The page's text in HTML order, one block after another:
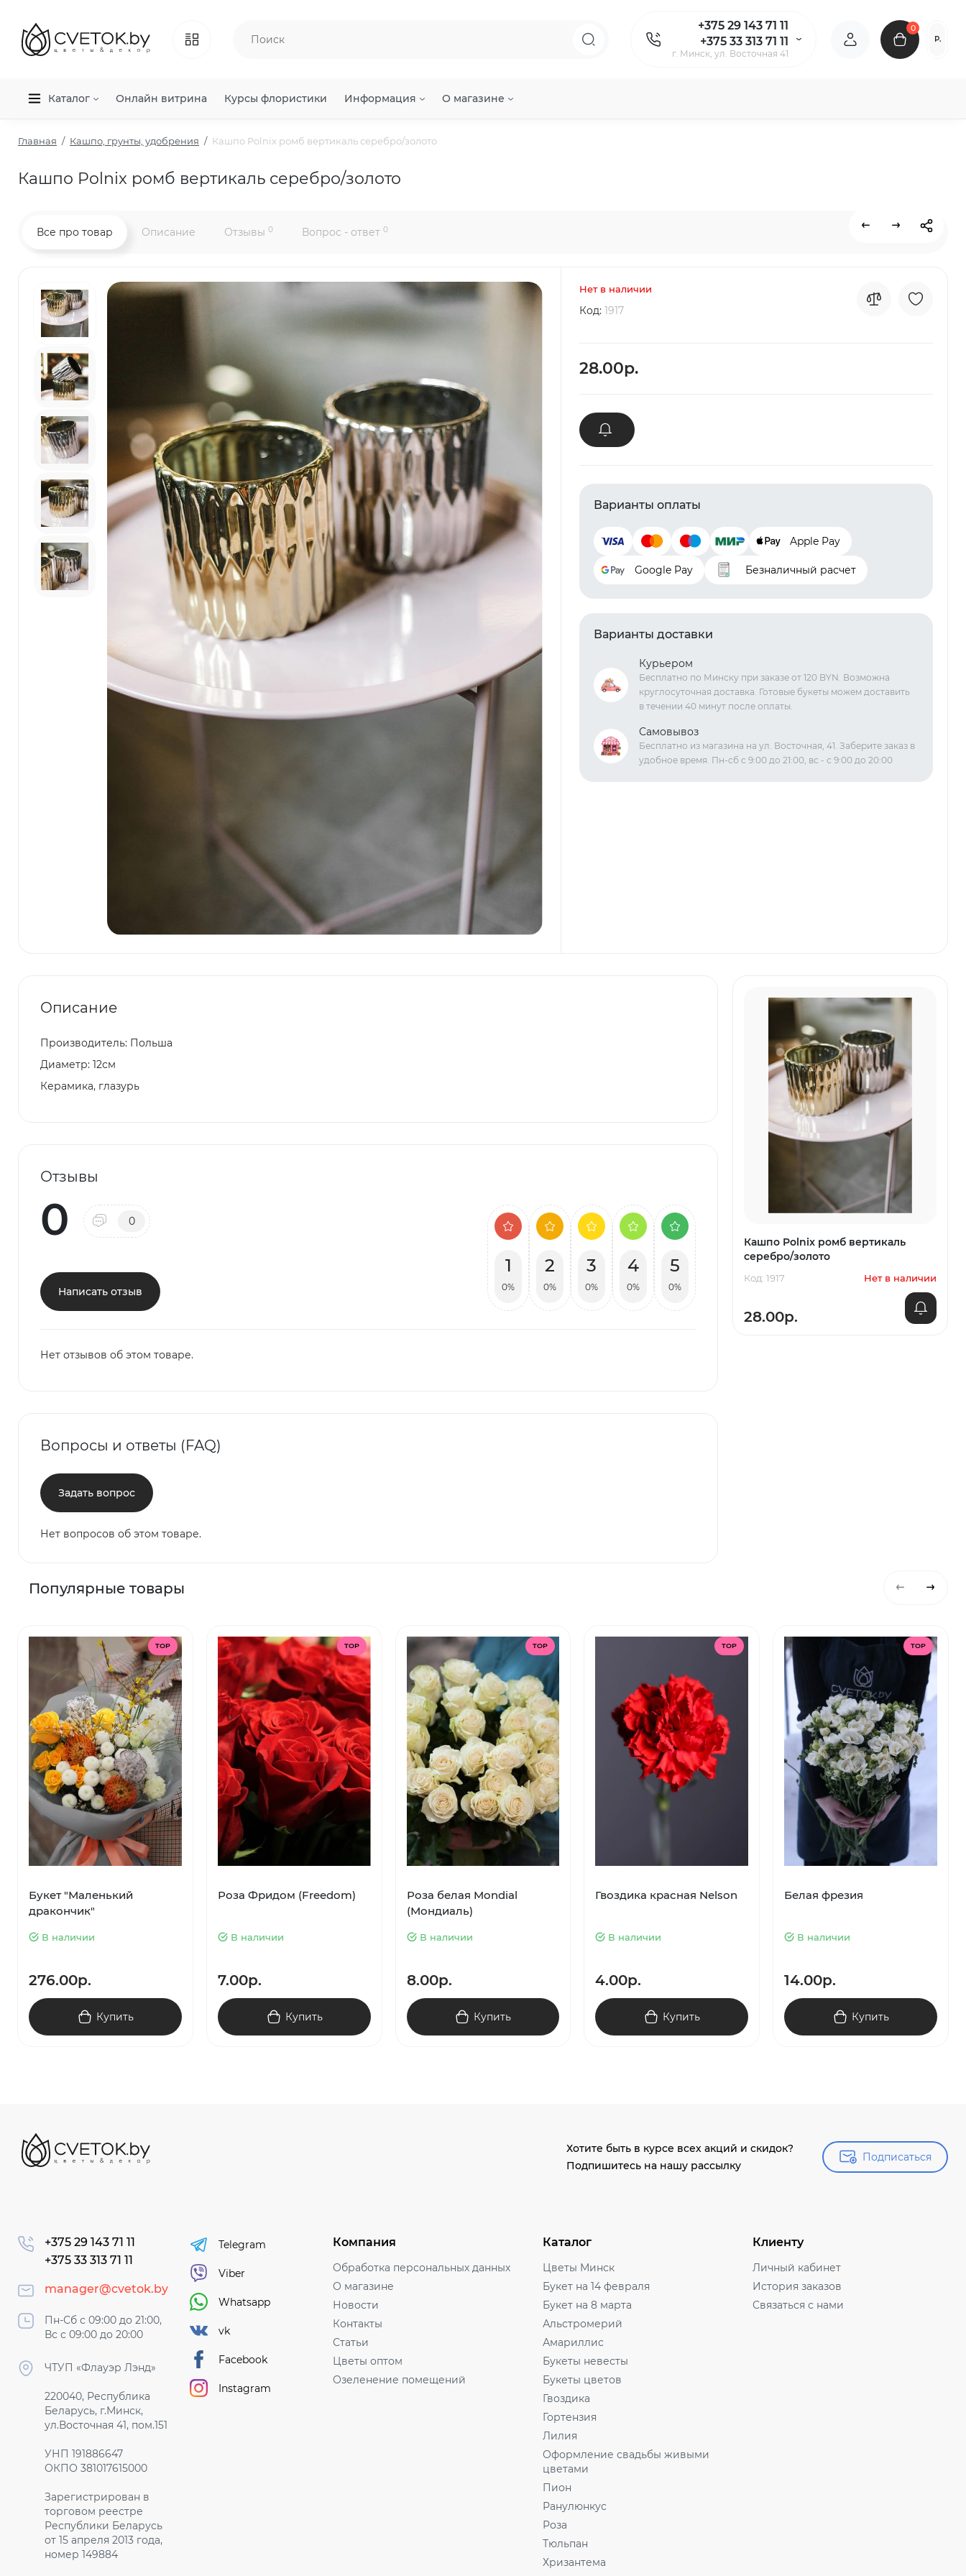
+375 29 143 71 11
+375 33 313 71 11
г. Минск, ул. Восточная 41
0
Р.
Каталог Онлайн витрина Курсы флористики Информация О магазине
Главная Кашпо, грунты, удобрения Кашпо Polnix ромб вертикаль серебро/золото
Кашпо Polnix ромб вертикаль серебро/золото
Все про товар Описание Отзывы 0 Вопрос - ответ 0
Нет в наличии
Код: 1917
28.00р.
Варианты оплаты
Apple Pay
Google Pay Безналичный расчет
Варианты доставки
Курьером
Бесплатно по Минску при заказе от 120 BYN. Возможна
круглосуточная доставка. Готовые букеты можем доставить
в течении 40 минут после оплаты.
Самовывоз
Бесплатно из магазина на ул. Восточная, 41. Заберите заказ в
удобное время. Пн-сб с 9:00 до 21:00, вс - с 9:00 до 20:00
Описание
Производитель: Польша
Диаметр: 12см
Керамика, глазурь
Отзывы
0 0
Написать отзыв
1
0%
2
0%
3
0%
4
0%
5
0%
Нет отзывов об этом товаре.
Вопросы и ответы (FAQ)
Задать вопрос
Нет вопросов об этом товаре.
Кашпо Polnix ромб вертикаль
серебро/золото
Код: 1917 Нет в наличии
28.00р.
Популярные товары
TOP
Букет "Маленький
дракончик"
В наличии
276.00р.
Купить
TOP
Роза Фридом (Freedom)
В наличии
7.00р.
Купить
TOP
Роза белая Mondial
(Мондиаль)
В наличии
8.00р.
Купить
TOP
Гвоздика красная Nelson
В наличии
4.00р.
Купить
TOP
Белая фрезия
В наличии
14.00р.
Купить
Хотите быть в курсе всех акций и скидок?
Подпишитесь на нашу рассылку
Подписаться
Подписаться
+375 29 143 71 11
+375 33 313 71 11
manager@cvetok.by
Пн-Сб с 09:00 до 21:00,
Вс с 09:00 до 20:00
ЧТУП «Флауэр Лэнд»
220040, Республика
Беларусь, г.Минск,
ул.Восточная 41, пом.151
УНП 191886647
ОКПО 381017615000
Зарегистрирован в
торговом реестре
Республики Беларусь
от 15 апреля 2013 года,
номер 149884
Telegram
Viber
Whatsapp
vk
Facebook
Instagram
Компания
Обработка персональных данных
О магазине
Новости
Контакты
Статьи
Цветы оптом
Озеленение помещений
Каталог
Цветы Минск
Букет на 14 февраля
Букет на 8 марта
Альстромерий
Амариллис
Букеты невесты
Букеты цветов
Гвоздика
Гортензия
Лилия
Оформление свадьбы живыми
цветами
Пион
Ранулюнкус
Роза
Тюльпан
Хризантема
Клиенту
Личный кабинет
История заказов
Связаться с нами